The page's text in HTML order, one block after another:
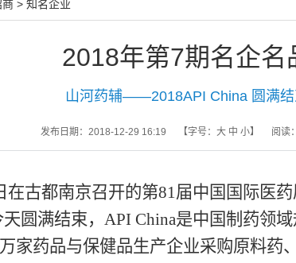
商 > 知名企业
2018年第7期名企名
山河药辅——2018API China 圆满结
发布日期：2018-12-29 16:19 【字号： 大 中 小】 阅读：
在古都南京召开的第81届中国国际医
圆满结束， API China是中国制药领
家药品与保健品生产企业采购原料药